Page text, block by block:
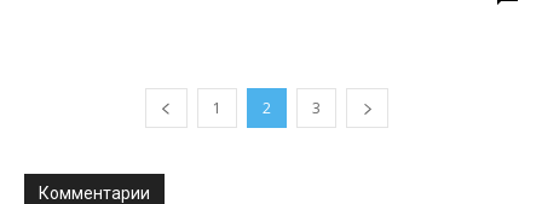
1 2 3
Комментарии